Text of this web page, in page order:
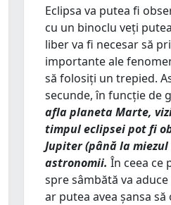
Eclipsa va putea fi
cu un binoclu veți
liber va fi necesar să
importante ale
să folosiți un trepied.
secunde, în funcţie de
afla planeta Marte,
timpul eclipsei pot fi
Jupiter (până la
astronomii. În ceea ce
spre sâmbătă va
ar putea avea șansa